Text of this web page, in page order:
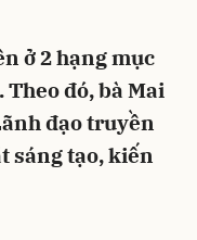
ở 2 hạng mục
Theo đó, bà Mai
đạo truyền
sáng tạo, kiến
Hủy